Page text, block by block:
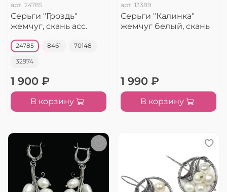
арт. 24785
Серьги "Гроздь"
жемчуг, скань асс.
24785 8461 70148
32974
1 900 ₽
В корзину
арт. 13389
Серьги "Калинка"
жемчуг белый, скань
1 990 ₽
В корзину